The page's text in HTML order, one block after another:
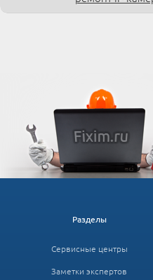
Разделы
Сервисные центры
Заметки экспертов